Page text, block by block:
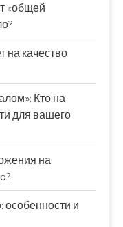
«общей
на качество
Кто на
для вашего
на
и